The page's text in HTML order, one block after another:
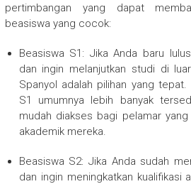
pertimbangan yang dapat
beasiswa yang cocok:
Beasiswa S1: Jika Anda baru
dan ingin melanjutkan studi di
Spanyol adalah pilihan yang
S1 umumnya lebih banyak
mudah diakses bagi pelamar
akademik mereka.
Beasiswa S2: Jika Anda sudah
dan ingin meningkatkan kualifikasi